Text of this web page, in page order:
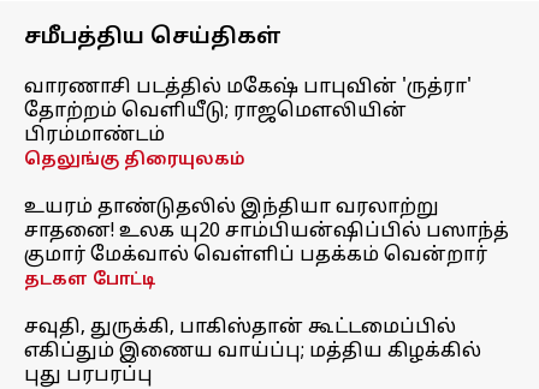
சமீபத்திய செய்திகள்
வாரணாசி படத்தில் மகேஷ் பாபுவின் 'ருத்ரா'
தோற்றம் வெளியீடு; ராஜமௌலியின்
பிரம்மாண்டம்
தெலுங்கு திரையுலகம்
உயரம் தாண்டுதலில் இந்தியா வரலாற்று
சாதனை! உலக யு20 சாம்பியன்ஷிப்பில் பஸாந்த்
குமார் மேக்வால் வெள்ளிப் பதக்கம் வென்றார்
தடகள போட்டி
சவுதி, துருக்கி, பாகிஸ்தான் கூட்டமைப்பில்
எகிப்தும் இணைய வாய்ப்பு; மத்திய கிழக்கில்
புது பரபரப்பு